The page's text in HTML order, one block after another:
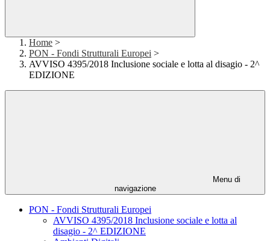
Home >
PON - Fondi Strutturali Europei >
AVVISO 4395/2018 Inclusione sociale e lotta al disagio - 2^
EDIZIONE
Menu di
navigazione
PON - Fondi Strutturali Europei
AVVISO 4395/2018 Inclusione sociale e lotta al
disagio - 2^ EDIZIONE